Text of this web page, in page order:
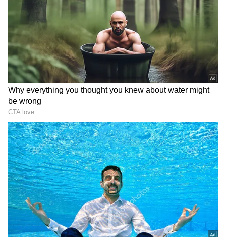
ను మీ ఫ్రిఫర్డ్ సోర్స్ గా ఎంచుకోండి
2
5